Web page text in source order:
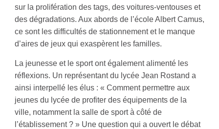
sur la prolifération des tags, des voitures-ventouses et
des dégradations. Aux abords de l’école Albert Camus,
ce sont les difficultés de stationnement et le manque
d’aires de jeux qui exaspèrent les familles.
La jeunesse et le sport ont également alimenté les
réflexions. Un représentant du lycée Jean Rostand a
ainsi interpellé les élus : « Comment permettre aux
jeunes du lycée de profiter des équipements de la
ville, notamment la salle de sport à côté de
l’établissement ? » Une question qui a ouvert le débat